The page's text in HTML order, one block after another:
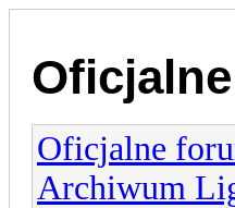
Oficjalne
Archiwum